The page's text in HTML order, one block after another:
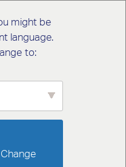
might be
language.
to: